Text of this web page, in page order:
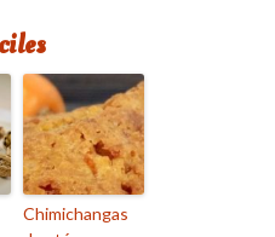
Chimichangas